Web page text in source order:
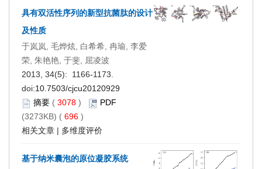
具有双活性序列的新型抗菌肽的设计
及性质
于岚岚, 毛烨炫, 白希希, 冉瑜, 李爱
荣, 朱艳艳, 于斐, 屈凌波
2013, 34(5): 1166-1173.
doi:10.7503/cjcu20120929
摘要 ( 3078 )
PDF
(3273KB) ( 696 )
相关文章 | 多维度评价
基于纳米囊泡的原位凝胶系统